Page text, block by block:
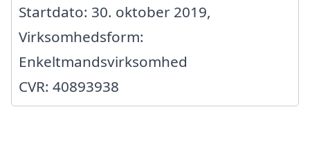
Startdato: 30. oktober 2019,
Virksomhedsform:
Enkeltmandsvirksomhed
CVR: 40893938